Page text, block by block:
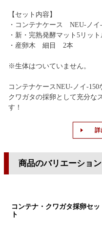
【セット内容】
・コンテナケース NEU-ノ
・新・完熟発酵マット5リッ
・産卵木 細目 2本
※生体はついていません。
コンテナケースNEU-ノイ-150
クワガタの採卵として充分な
す！
詳
商品のバリエーション
コンテナ・クワガタ採卵セッ
ト